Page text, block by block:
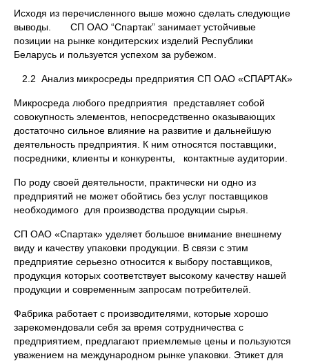
Исходя из перечисленного выше можно сделать следующие
выводы. СП ОАО “Спартак” занимает устойчивые
позиции на рынке кондитерских изделий Республики
Беларусь и пользуется успехом за рубежом.
2.2 Анализ микросреды предприятия СП ОАО «СПАРТАК»
Микросреда любого предприятия представляет собой
совокупность элементов, непосредственно оказывающих
достаточно сильное влияние на развитие и дальнейшую
деятельность предприятия. К ним относятся поставщики,
посредники, клиенты и конкуренты, контактные аудитории.
По роду своей деятельности, практически ни одно из
предприятий не может обойтись без услуг поставщиков
необходимого для производства продукции сырья.
СП ОАО «Спартак» уделяет большое внимание внешнему
виду и качеству упаковки продукции. В связи с этим
предприятие серьезно относится к выбору поставщиков,
продукция которых соответствует высокому качеству нашей
продукции и современным запросам потребителей.
Фабрика работает с производителями, которые хорошо
зарекомендовали себя за время сотрудничества с
предприятием, предлагают приемлемые цены и пользуются
уважением на международном рынке упаковки. Этикет для